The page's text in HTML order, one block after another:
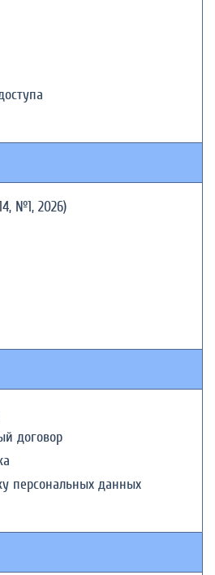
№1, 2026)
договор
персональных данных